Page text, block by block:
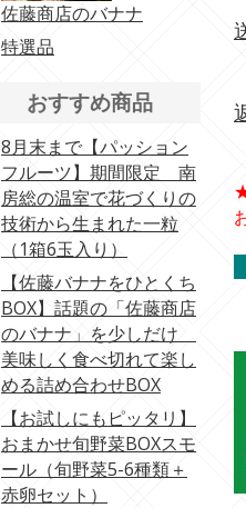
佐藤商店のバナナ
特選品
おすすめ商品
8月末まで【パッション
フルーツ】期間限定 南
房総の温室で花づくりの
技術から生まれた一粒
（1箱6玉入り）
【佐藤バナナをひとくち
BOX】話題の「佐藤商店
のバナナ」を少しだけ
美味しく食べ切れて楽し
める詰め合わせBOX
【お試しにもピッタリ】
おまかせ旬野菜BOXスモ
ール（旬野菜5-6種類＋
赤卵セット）